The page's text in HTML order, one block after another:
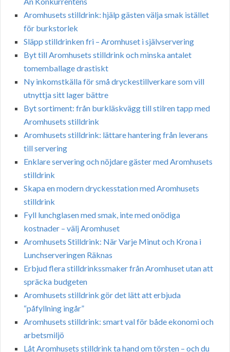
Aromhusets stilldrink: hjälp gästen välja smak istället
för burkstorlek
Släpp stilldrinken fri – Aromhuset i självservering
Byt till Aromhusets stilldrink och minska antalet
tomemballage drastiskt
Ny inkomstkälla för små dryckestillverkare som vill
utnyttja sitt lager bättre
Byt sortiment: från burkläskvägg till stilren tapp med
Aromhusets stilldrink
Aromhusets stilldrink: lättare hantering från leverans
till servering
Enklare servering och nöjdare gäster med Aromhusets
stilldrink
Skapa en modern dryckesstation med Aromhusets
stilldrink
Fyll lunchglasen med smak, inte med onödiga
kostnader – välj Aromhuset
Aromhusets Stilldrink: När Varje Minut och Krona i
Lunchserveringen Räknas
Erbjud flera stilldrinkssmaker från Aromhuset utan att
spräcka budgeten
Aromhusets stilldrink gör det lätt att erbjuda
“påfyllning ingår”
Aromhusets stilldrink: smart val för både ekonomi och
arbetsmiljö
Låt Aromhusets stilldrink ta hand om törsten – och du